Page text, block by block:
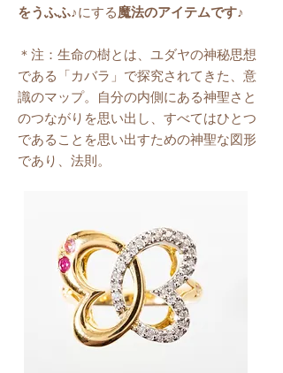
をうふふ♪にする魔法のアイテムです♪
＊注：生命の樹とは、ユダヤの神秘思想
である「カバラ」で探究されてきた、意
識のマップ。自分の内側にある神聖さと
のつながりを思い出し、すべてはひとつ
であることを思い出すための神聖な図形
であり、法則。